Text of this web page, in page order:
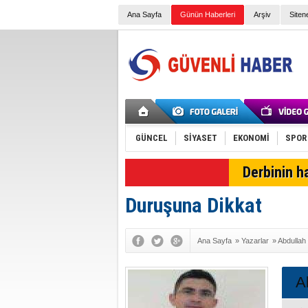
Ana Sayfa Günün Haberleri Arşiv
GÜNCEL SİYASET EKONOMİ SPOR
Derbinin
Duruşuna Dikkat
Ana Sayfa » Yazarlar »